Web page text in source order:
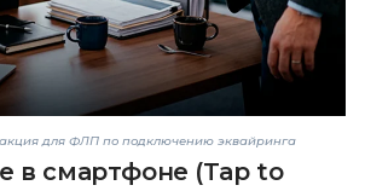
для ФЛП по подключению эквайринга
в смартфоне (Tap to